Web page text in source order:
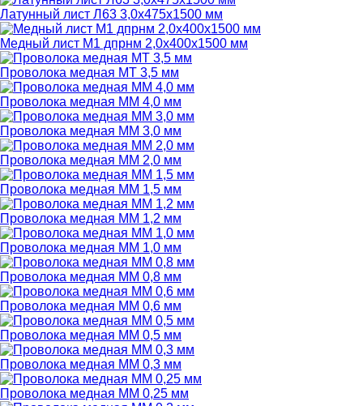
Латунный лист Л63 3,0х475х1500 мм
Медный лист М1 дпрнм 2,0х400х1500 мм
Проволока медная МТ 3,5 мм
Проволока медная ММ 4,0 мм
Проволока медная ММ 3,0 мм
Проволока медная ММ 2,0 мм
Проволока медная ММ 1,5 мм
Проволока медная ММ 1,2 мм
Проволока медная ММ 1,0 мм
Проволока медная ММ 0,8 мм
Проволока медная ММ 0,6 мм
Проволока медная ММ 0,5 мм
Проволока медная ММ 0,3 мм
Проволока медная ММ 0,25 мм